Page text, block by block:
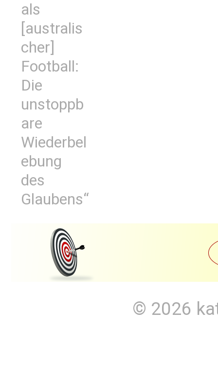
als
[australis
cher]
Football:
Die
unstoppb
are
Wiederbel
ebung
des
Glaubens“
© 2026